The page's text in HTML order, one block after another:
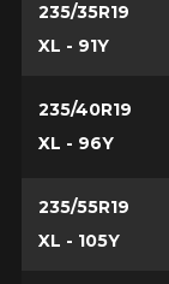
235/35R19
XL - 91Y
235/40R19
XL - 96Y
235/55R19
XL - 105Y